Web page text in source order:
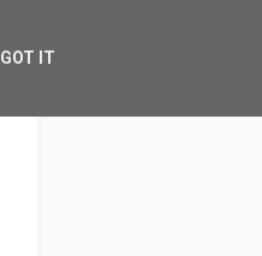
GOT IT